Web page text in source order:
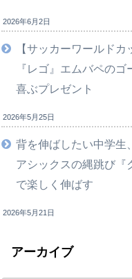
2026年6月2日
【サッカーワールド
『レゴ』エムバペの
喜ぶプレゼント
2026年5月25日
背を伸ばしたい中学生
アシックスの縄跳び『
で楽しく伸ばす
2026年5月21日
アーカイブ